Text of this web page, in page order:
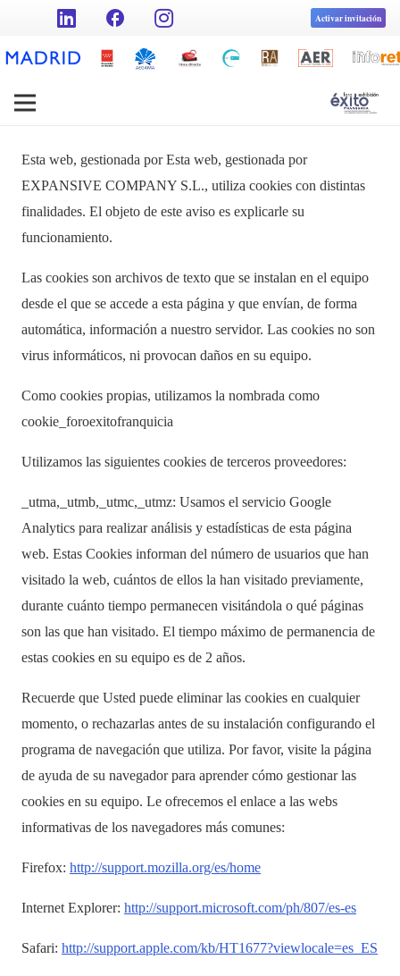
facebook Activar invitación
Esta web, gestionada por Esta web, gestionada por
EXPANSIVE COMPANY S.L., utiliza cookies con distintas
finalidades. El objeto de este aviso es explicarle su
funcionamiento.
Las cookies son archivos de texto que se instalan en el equipo
desde el que se accede a esta página y que envían, de forma
automática, información a nuestro servidor. Las cookies no son
virus informáticos, ni provocan daños en su equipo.
Como cookies propias, utilizamos la nombrada como
cookie_foroexitofranquicia
Utilizamos las siguientes cookies de terceros proveedores:
_utma,_utmb,_utmc,_utmz: Usamos el servicio Google
Analytics para realizar análisis y estadísticas de esta página
web. Estas Cookies informan del número de usuarios que han
visitado la web, cuántos de ellos la han visitado previamente,
durante cuánto tiempo permanecen visitándola o qué páginas
son las que han visitado. El tiempo máximo de permanencia de
estas cookies en su equipo es de 2 años.
Recuerde que Usted puede eliminar las cookies en cualquier
momento, o rechazarlas antes de su instalación configurando el
programa de navegación que utiliza. Por favor, visite la página
de ayuda de su navegador para aprender cómo gestionar las
cookies en su equipo. Le ofrecemos el enlace a las webs
informativas de los navegadores más comunes:
Firefox: http://support.mozilla.org/es/home
Internet Explorer: http://support.microsoft.com/ph/807/es-es
Safari: http://support.apple.com/kb/HT1677?viewlocale=es_ES